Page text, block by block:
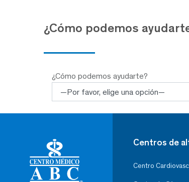
¿Cómo podemos
¿Cómo podemos ayudarte?
Centros de
Centro